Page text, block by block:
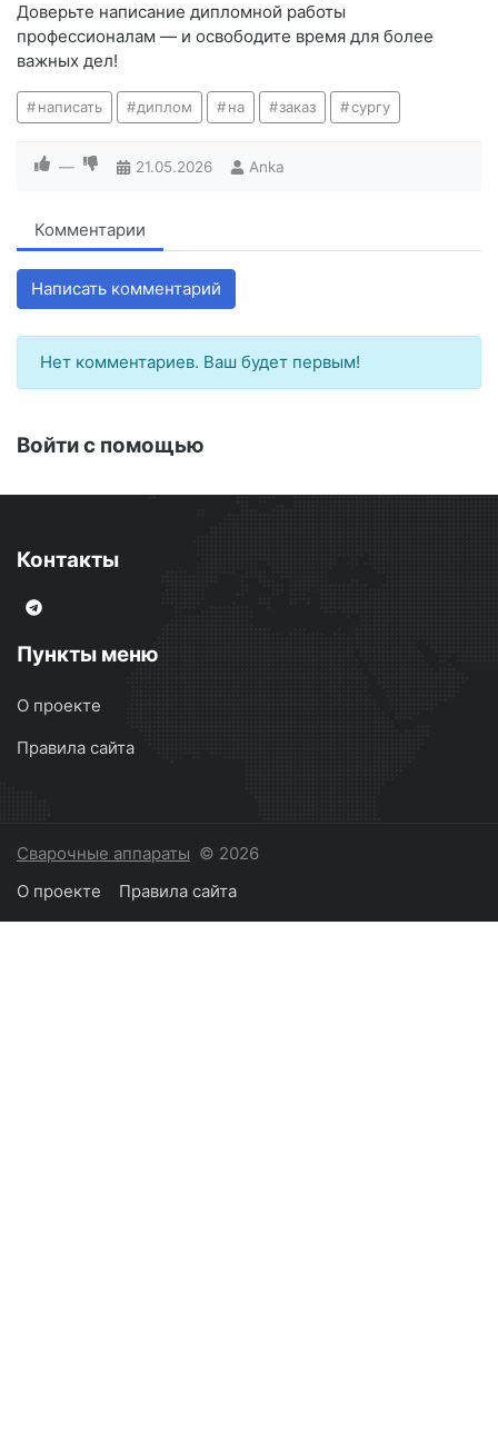
Доверьте написание дипломной работы
профессионалам — и освободите время для более
важных дел!
написать диплом на заказ сургу
— 21.05.2026 Anka
Комментарии
Написать комментарий
Нет комментариев. Ваш будет первым!
Войти с помощью
Контакты
Пункты меню
О проекте
Правила сайта
Сварочные аппараты © 2026
О проекте
Правила сайта